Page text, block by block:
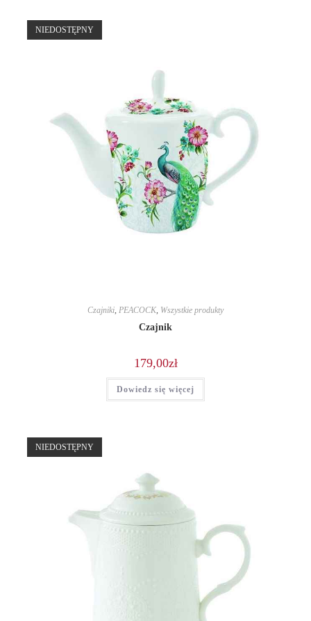
NIEDOSTĘPNY
Czajniki, PEACOCK, Wszystkie produkty
Czajnik
179,00zł
Dowiedz się więcej
NIEDOSTĘPNY